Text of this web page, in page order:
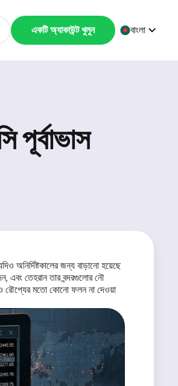
একটি অ্যাকাউন্ট খুলুন বাংলা
অনির্দিষ্টকালের জন্য বাড়ানো হয়েছে
এবং তেহরান তার বন্দরগুলোর নৌ
রৌপ্যের মতো কোনো ফলন না দেওয়া